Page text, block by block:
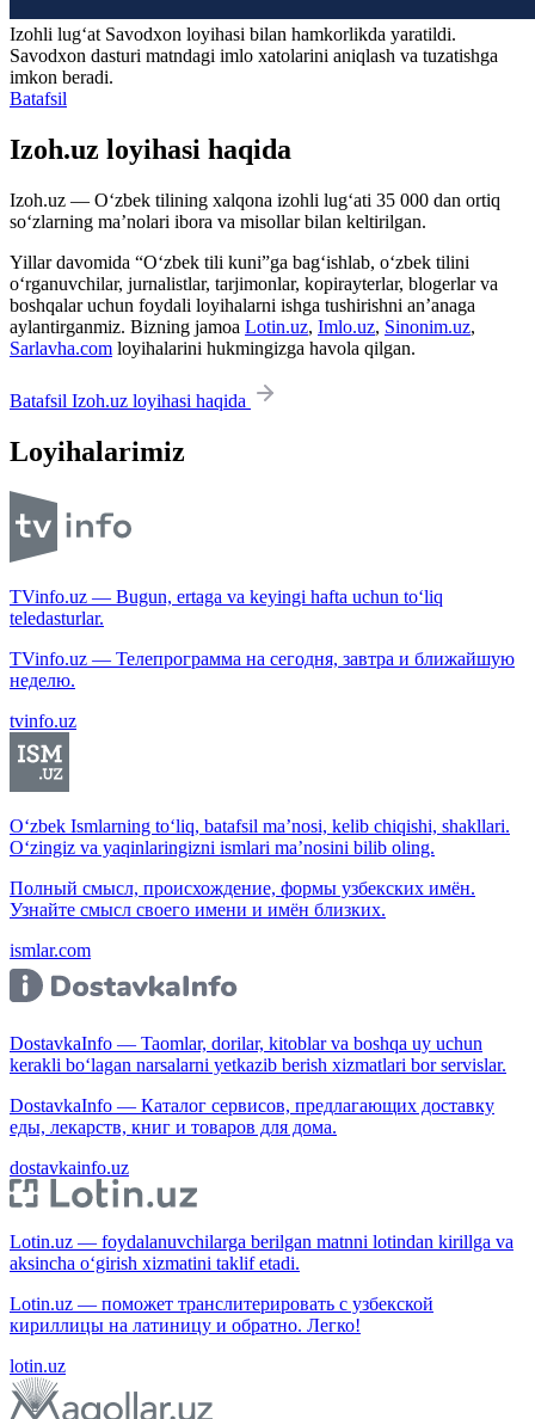
Izohli lugʻat Savodxon loyihasi bilan hamkorlikda yaratildi.
Savodxon dasturi matndagi imlo xatolarini aniqlash va tuzatishga
imkon beradi.
Batafsil
Izoh.uz loyihasi haqida
Izoh.uz — O‘zbek tilining xalqona izohli lug‘ati 35 000 dan ortiq
so‘zlarning ma’nolari ibora va misollar bilan keltirilgan.
Yillar davomida “O‘zbek tili kuni”ga bag‘ishlab, o‘zbek tilini
o‘rganuvchilar, jurnalistlar, tarjimonlar, kopirayterlar, blogerlar va
boshqalar uchun foydali loyihalarni ishga tushirishni an’anaga
aylantirganmiz. Bizning jamoa Lotin.uz, Imlo.uz, Sinonim.uz,
Sarlavha.com loyihalarini hukmingizga havola qilgan.
Batafsil Izoh.uz loyihasi haqida
Loyihalarimiz
TVinfo.uz — Bugun, ertaga va keyingi hafta uchun to‘liq
teledasturlar.
TVinfo.uz — Телепрограмма на сегодня, завтра и ближайшую
неделю.
tvinfo.uz
O‘zbek Ismlarning to‘liq, batafsil ma’nosi, kelib chiqishi, shakllari.
O‘zingiz va yaqinlaringizni ismlari ma’nosini bilib oling.
Полный смысл, происхождение, формы узбекских имён.
Узнайте смысл своего имени и имён близких.
ismlar.com
DostavkaInfo — Taomlar, dorilar, kitoblar va boshqa uy uchun
kerakli bo‘lagan narsalarni yetkazib berish xizmatlari bor servislar.
DostavkaInfo — Каталог сервисов, предлагающих доставку
еды, лекарств, книг и товаров для дома.
dostavkainfo.uz
Lotin.uz — foydalanuvchilarga berilgan matnni lotindan kirillga va
aksincha o‘girish xizmatini taklif etadi.
Lotin.uz — поможет транслитерировать с узбекской
кириллицы на латиницу и обратно. Легко!
lotin.uz